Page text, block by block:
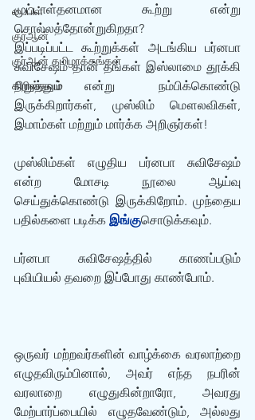
பைபிள்
குர்‍ஆன்
குர்‍ஆன் தமிழாக்கங்கள்
கிறிஸ்தவம்
முட்டாள்தனமான கூற்று என்று
சொல்லத்தோன்றுகிறதா?
இப்படிப்பட்ட கூற்றுக்கள் அடங்கிய பர்னபா
சுவிசேஷம் தான் தங்கள் இஸ்லாமை தூக்கி
நிறுத்தும் என்று  நம்பிக்கொண்டு
இருக்கிறார்கள், முஸ்லிம் மௌலவிகள்,
இமாம்கள் மற்றும் மார்க்க அறிஞர்கள்!
முஸ்லிம்கள் எழுதிய பர்னபா சுவிசேஷம்
என்ற மோசடி நூலை ஆய்வு
செய்துக்கொண்டு இருக்கிறோம். முந்தைய
பதில்களை படிக்க இங்குசொடுக்கவும்.
பர்னபா சுவிசேஷத்தில் காணப்படும்
புவியியல் தவறை இப்போது காண்போம்.
ஒருவர் மற்றவர்களின் வாழ்க்கை வரலாற்றை
எழுதவிரும்பினால், அவர் எந்த நபரின்
வரலாறை எழுதுகின்றாரோ, அவரது
மேற்பார்ப்பையில் எழுதவேண்டும், அல்லது